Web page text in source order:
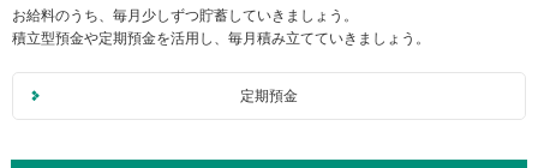
ま
す
ー
お給料のうち、毎月少しずつ貯蓄していきましょう。
積立型預金や定期預金を活用し、毎月積み立てていきましょう。
定期預金